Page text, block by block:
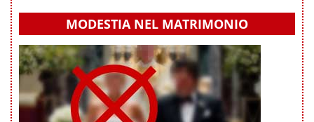
MODESTIA NEL MATRIMONIO